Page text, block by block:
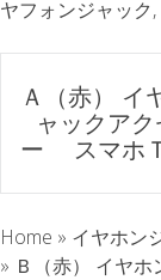
ヤフォンジャック,
ポ
ス
ト
ナ
Ａ（赤） イ
ャックアク
ー スマホ
Home » イヤホン
» Ｂ（赤） イヤ